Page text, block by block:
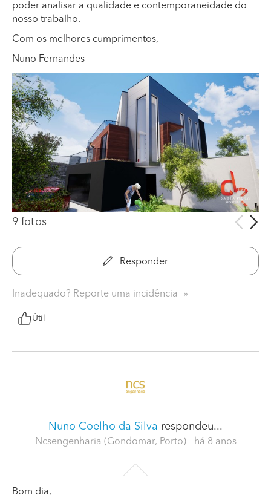
poder analisar a qualidade e contemporaneidade do
nosso trabalho.
Com os melhores cumprimentos,
Nuno Fernandes
9 fotos
Responder
Inadequado? Reporte uma incidência
Útil
Nuno Coelho da Silva respondeu...
Ncsengenharia (Gondomar, Porto) - há 8 anos
Bom dia,